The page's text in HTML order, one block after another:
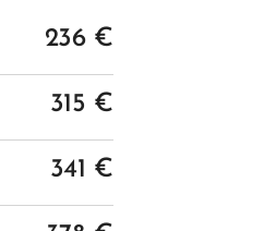
236 €
315 €
341 €